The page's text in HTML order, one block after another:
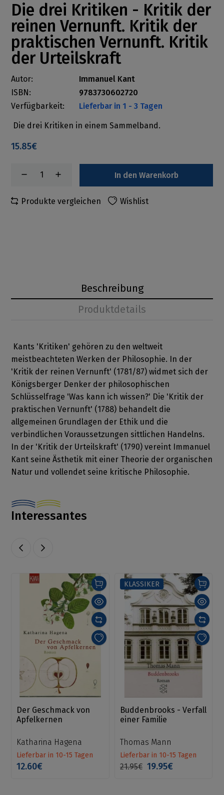
Die drei Kritiken - Kritik der
reinen Vernunft. Kritik der
praktischen Vernunft. Kritik
der Urteilskraft
Autor:
Immanuel Kant
ISBN:
9783730602720
Verfügbarkeit:
Lieferbar in 1 - 3 Tagen
Die drei Kritiken in einem Sammelband.
15.85€
In den Warenkorb
Produkte vergleichen Wishlist
Beschreibung
Produktdetails
Kants 'Kritiken' gehören zu den weltweit
meistbeachteten Werken der Philosophie. In der
'Kritik der reinen Vernunft' (1781/87) widmet sich der
Königsberger Denker der philosophischen
Schlüsselfrage 'Was kann ich wissen?' Die 'Kritik der
praktischen Vernunft' (1788) behandelt die
allgemeinen Grundlagen der Ethik und die
verbindlichen Voraussetzungen sittlichen Handelns.
In der 'Kritik der Urteilskraft' (1790) vereint Immanuel
Kant seine Ästhetik mit einer Theorie der organischen
Natur und vollendet seine kritische Philosophie.
Interessantes
Der Geschmack von
Apfelkernen
Katharina Hagena
Lieferbar in 10-15 Tagen
12.60€
KLASSIKER
Buddenbrooks - Verfall
einer Familie
Thomas Mann
Lieferbar in 10-15 Tagen
21.95€ 19.95€